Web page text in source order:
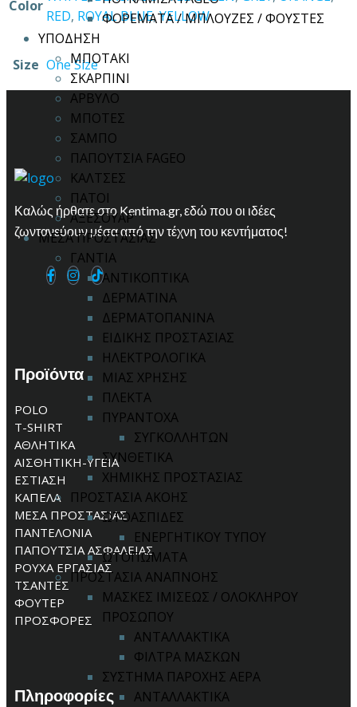
ΦΟΡΕΜΑΤΑ / ΜΠΛΟΥΖΕΣ / ΦΟΥΣΤΕΣ
ΥΠΟΔΗΣΗ
ΜΠΟΤΑΚΙ
ΣΚΑΡΠΙΝΙ
ΑΡΒΥΛΟ
ΜΠΟΤΕΣ
ΣΑΜΠΟ
ΠΑΠΟΥΤΣΙΑ FAGEO
ΚΑΛΤΣΕΣ
ΠΑΤΟΙ
ΑΞΕΣΟΥΑΡ
ΜΕΣΑ ΠΡΟΣΤΑΣΙΑΣ
ΓΑΝΤΙΑ
ΑΝΤΙΚΟΠΤΙΚΑ
ΔΕΡΜΑΤΙΝΑ
ΔΕΡΜΑΤΟΠΑΝΙΝΑ
ΕΙΔΙΚΗΣ ΠΡΟΣΤΑΣΙΑΣ
ΗΛΕΚΤΡΟΛΟΓΙΚΑ
ΜΙΑΣ ΧΡΗΣΗΣ
ΠΛΕΚΤΑ
ΠΥΡΑΝΤΟΧΑ
ΣΥΓΚΟΛΛΗΤΩΝ
ΣΥΝΘΕΤΙΚΑ
ΧΗΜΙΚΗΣ ΠΡΟΣΤΑΣΙΑΣ
ΠΡΟΣΤΑΣΙΑ ΑΚΟΗΣ
ΩΤΟΑΣΠΙΔΕΣ
ΕΝΕΡΓΗΤΙΚΟΥ ΤΥΠΟΥ
ΩΤΟΠΩΜΑΤΑ
ΠΡΟΣΤΑΣΙΑ ΑΝΑΠΝΟΗΣ
ΜΑΣΚΕΣ ΙΜΙΣΕΩΣ / ΟΛΟΚΛΗΡΟΥ
ΠΡΟΣΩΠΟΥ
ΑΝΤΑΛΛΑΚΤΙΚΑ
ΦΙΛΤΡΑ ΜΑΣΚΩΝ
ΣΥΣΤΗΜΑ ΠΑΡΟΧΗΣ ΑΕΡΑ
ΑΝΤΑΛΛΑΚΤΙΚΑ
Color
RED, ROYAL BLUE,YELLOW
Size One Size
Καλώς ήρθατε στο Kentima.gr, εδώ που οι ιδέες
ζωντανεύουν μέσα από την τέχνη του κεντήματος!
Προϊόντα
POLO
T-SHIRT
ΑΘΛΗΤΙΚΑ
ΑΙΣΘΗΤΙΚΗ-ΥΓΕΙΑ
ΕΣΤΙΑΣΗ
ΚΑΠΕΛΑ
ΜΕΣΑ ΠΡΟΣΤΑΣΙΑΣ
ΠΑΝΤΕΛΟΝΙΑ
ΠΑΠΟΥΤΣΙΑ ΑΣΦΑΛΕΙΑΣ
ΡΟΥΧΑ ΕΡΓΑΣΙΑΣ
ΤΣΑΝΤΕΣ
ΦΟΥΤΕΡ
ΠΡΟΣΦΟΡΕΣ
Πληροφορίες